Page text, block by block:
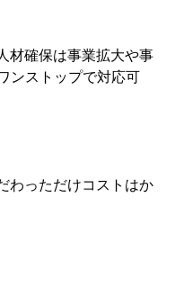
材確保は事業拡大や事
ンストップで対応可
わっただけコストはか